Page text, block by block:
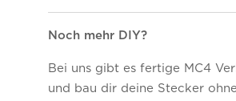
Noch mehr DIY?
Bei uns gibt es fertige MC4
und bau dir deine Stecker